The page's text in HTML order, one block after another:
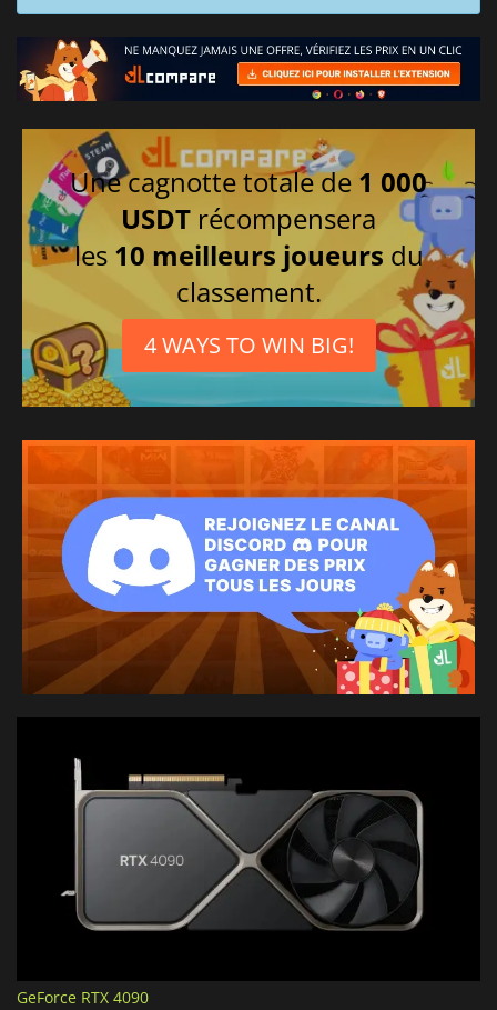
Une cagnotte totale de 1 000
USDT récompensera
les 10 meilleurs joueurs du
classement.
4 WAYS TO WIN BIG!
GeForce RTX 4090